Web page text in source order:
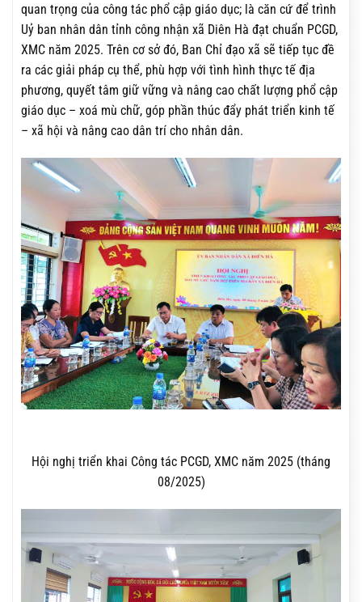
quan trọng của công tác phổ cập giáo dục; là căn cứ để trình
Uỷ ban nhân dân tỉnh công nhận xã Diên Hà đạt chuẩn PCGD,
XMC năm 2025. Trên cơ sở đó, Ban Chỉ đạo xã sẽ tiếp tục đề
ra các giải pháp cụ thể, phù hợp với tình hình thực tế địa
phương, quyết tâm giữ vững và nâng cao chất lượng phổ cập
giáo dục – xoá mù chữ, góp phần thúc đẩy phát triển kinh tế
– xã hội và nâng cao dân trí cho nhân dân.
Hội nghị triển khai Công tác PCGD, XMC năm 2025 (tháng
08/2025)